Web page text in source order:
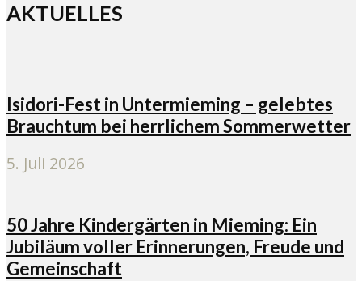
AKTUELLES
Isidori-Fest in Untermieming – gelebtes
Brauchtum bei herrlichem Sommerwetter
5. Juli 2026
50 Jahre Kindergärten in Mieming: Ein
Jubiläum voller Erinnerungen, Freude und
Gemeinschaft